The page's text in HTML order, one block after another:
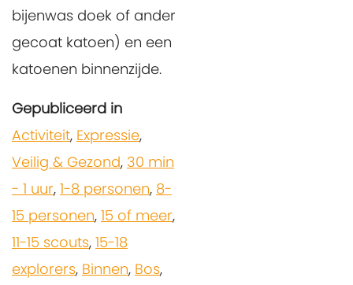
bijenwas doek of ander
gecoat katoen) en een
katoenen binnenzijde.
Gepubliceerd in
Activiteit, Expressie,
Veilig & Gezond, 30 min
- 1 uur, 1-8 personen, 8-
15 personen, 15 of meer,
11-15 scouts, 15-18
explorers, Binnen, Bos,